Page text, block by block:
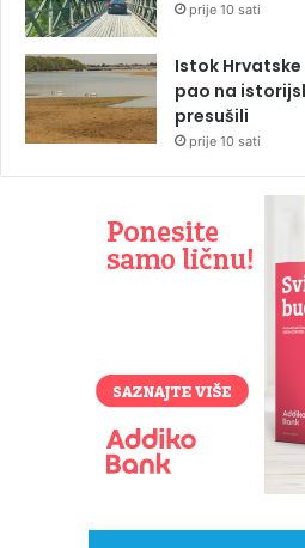
prije 10 sati
Istok
pao na
presušili
prije 10 sati